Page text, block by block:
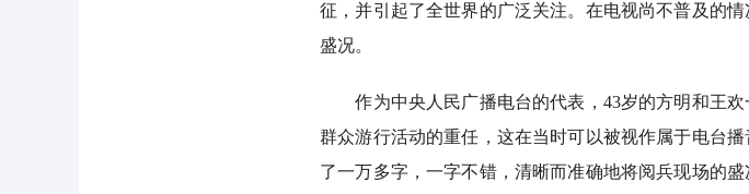
征，并引起了全世界的广泛关注。在电视尚不普及的
盛况。
作为中央人民广播电台的代表，43岁的方明和王欢
群众游行活动的重任，这在当时可以被视作属于电台
了一万多字，一字不错，清晰而准确地将阅兵现场的